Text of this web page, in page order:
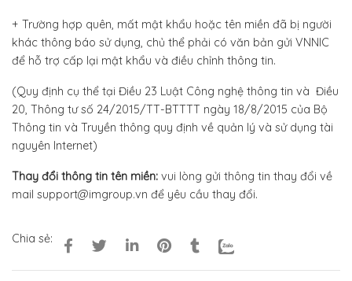
+ Trường hợp quên, mất mật khẩu hoặc tên miền đã bị người
khác thông báo sử dụng, chủ thể phải có văn bản gửi VNNIC
để hỗ trợ cấp lại mật khẩu và điều chỉnh thông tin.
(Quy định cụ thể tại Điều 23 Luật Công nghệ thông tin và Điều
20, Thông tư số 24/2015/TT-BTTTT ngày 18/8/2015 của Bộ
Thông tin và Truyền thông quy định về quản lý và sử dụng tài
nguyên Internet)
Thay đổi thông tin tên miền: vui lòng gửi thông tin thay đổi về
mail support@imgroup.vn để yêu cầu thay đổi.
Chia sẻ: